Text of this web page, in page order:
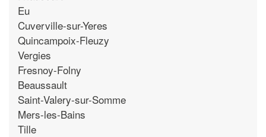
Eu
Cuverville-sur-Yeres
Quincampoix-Fleuzy
Vergies
Fresnoy-Folny
Beaussault
Saint-Valery-sur-Somme
Mers-les-Bains
Tille